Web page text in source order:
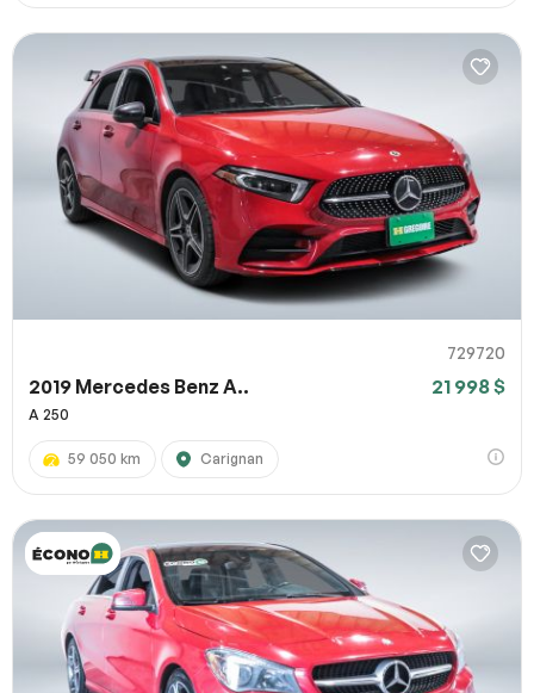
729720
2019 Mercedes Benz A.. 21 998 $
A 250
59 050 km Carignan